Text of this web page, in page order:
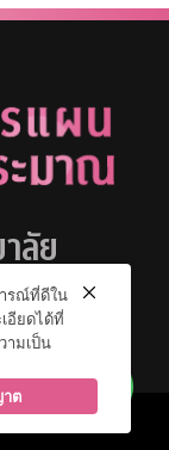
ลัย
Reserved.
รณ์ที่ดีใน
อียดได้ที่
ามเป็น
ต